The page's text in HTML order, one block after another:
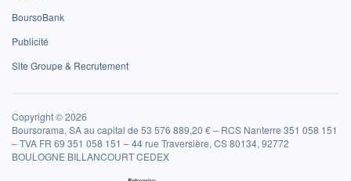
BoursoBank
Publicité
Site Groupe & Recrutement
Copyright © 2026
Boursorama, SA au capital de 53 576 889,20 € – RCS Nanterre 351 058 151
– TVA FR 69 351 058 151 – 44 rue Traversière, CS 80134, 92772
BOULOGNE BILLANCOURT CEDEX